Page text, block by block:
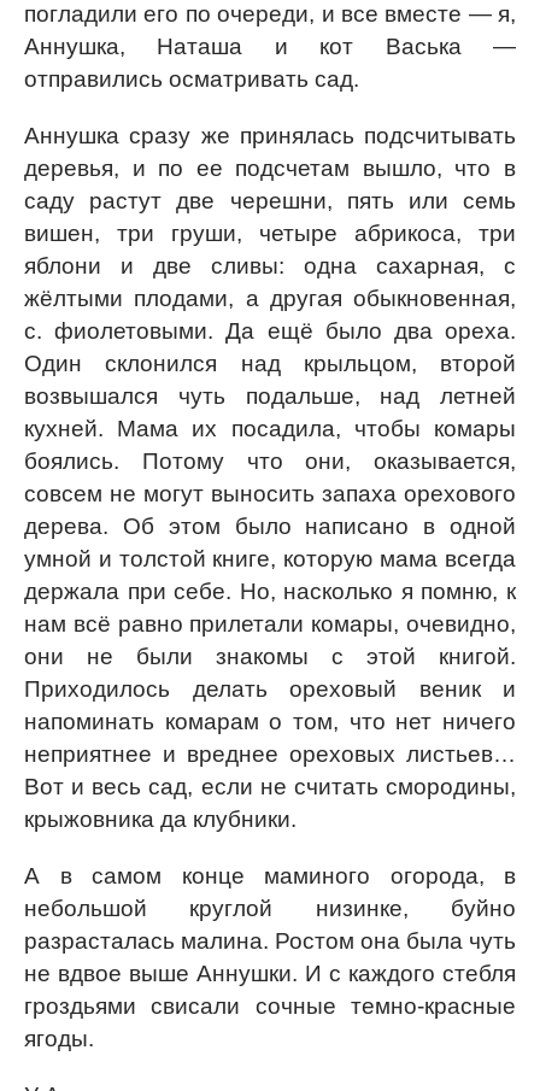
погладили его по очереди, и все вместе — я,
Аннушка, Наташа и кот Васька —
отправились осматривать сад.
Аннушка сразу же принялась подсчитывать
деревья, и по ее подсчетам вышло, что в
саду растут две черешни, пять или семь
вишен, три груши, четыре абрикоса, три
яблони и две сливы: одна сахарная, с
жёлтыми плодами, а другая обыкновенная,
с. фиолетовыми. Да ещё было два ореха.
Один склонился над крыльцом, второй
возвышался чуть подальше, над летней
кухней. Мама их посадила, чтобы комары
боялись. Потому что они, оказывается,
совсем не могут выносить запаха орехового
дерева. Об этом было написано в одной
умной и толстой книге, которую мама всегда
держала при себе. Но, насколько я помню, к
нам всё равно прилетали комары, очевидно,
они не были знакомы с этой книгой.
Приходилось делать ореховый веник и
напоминать комарам о том, что нет ничего
неприятнее и вреднее ореховых листьев…
Вот и весь сад, если не считать смородины,
крыжовника да клубники.
А в самом конце маминого огорода, в
небольшой круглой низинке, буйно
разрасталась малина. Ростом она была чуть
не вдвое выше Аннушки. И с каждого стебля
гроздьями свисали сочные темно-красные
ягоды.